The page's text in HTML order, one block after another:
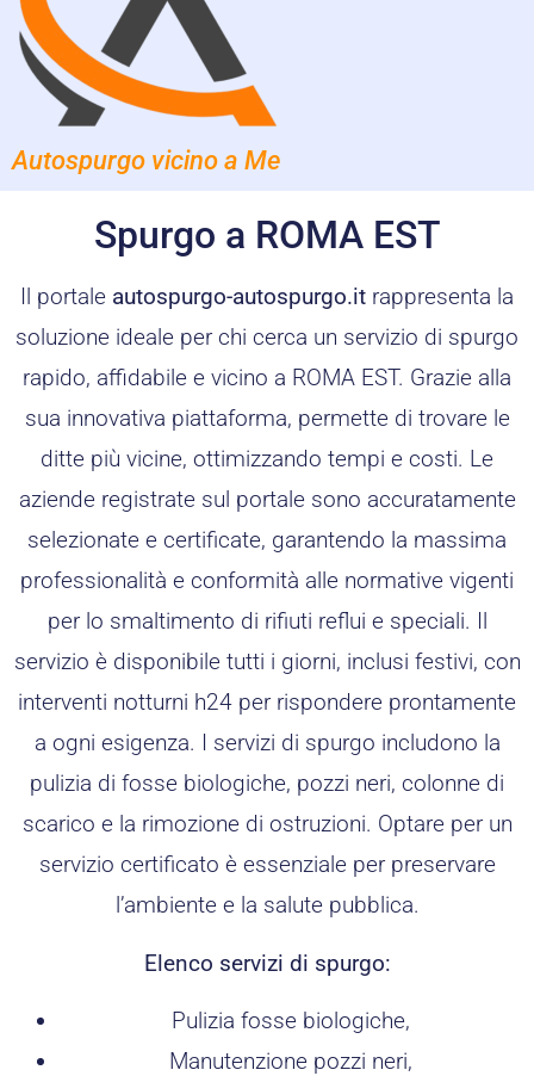
Autospurgo vicino a Me
Spurgo a ROMA EST
Il portale autospurgo-autospurgo.it rappresenta la
soluzione ideale per chi cerca un servizio di spurgo
rapido, affidabile e vicino a ROMA EST. Grazie alla
sua innovativa piattaforma, permette di trovare le
ditte più vicine, ottimizzando tempi e costi. Le
aziende registrate sul portale sono accuratamente
selezionate e certificate, garantendo la massima
professionalità e conformità alle normative vigenti
per lo smaltimento di rifiuti reflui e speciali. Il
servizio è disponibile tutti i giorni, inclusi festivi, con
interventi notturni h24 per rispondere prontamente
a ogni esigenza. I servizi di spurgo includono la
pulizia di fosse biologiche, pozzi neri, colonne di
scarico e la rimozione di ostruzioni. Optare per un
servizio certificato è essenziale per preservare
l’ambiente e la salute pubblica.
Elenco servizi di spurgo:
Pulizia fosse biologiche,
Manutenzione pozzi neri,